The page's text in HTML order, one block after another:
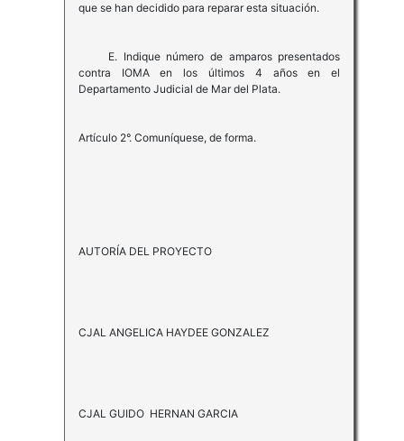
que se han decidido para reparar esta situación.
E. Indique número de amparos presentados
contra IOMA en los últimos 4 años en el
Departamento Judicial de Mar del Plata.
Artículo 2°. Comuníquese, de forma.
AUTORÍA DEL PROYECTO
CJAL ANGELICA HAYDEE GONZALEZ
CJAL GUIDO HERNAN GARCIA